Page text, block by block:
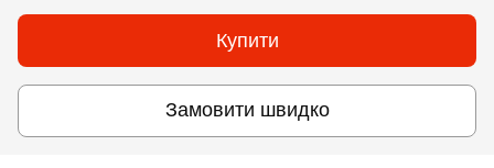
Купити
Замовити швидко